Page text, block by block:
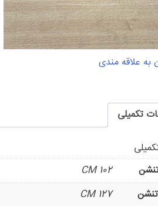
به علاقه مندی
تکمیلی
102 CM
127 CM